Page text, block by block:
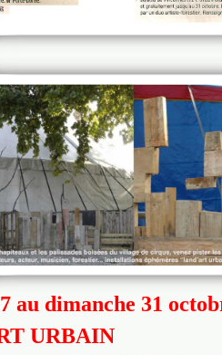
au dimanche 31
URBAIN